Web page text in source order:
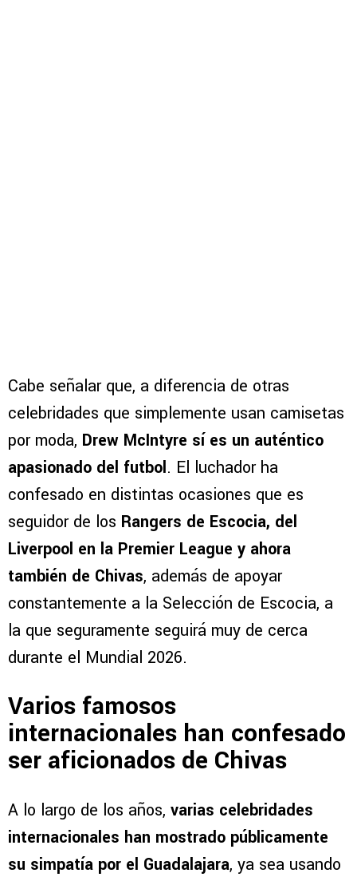
Cabe señalar que, a diferencia de otras
celebridades que simplemente usan camisetas
por moda, Drew McIntyre sí es un auténtico
apasionado del futbol. El luchador ha
confesado en distintas ocasiones que es
seguidor de los Rangers de Escocia, del
Liverpool en la Premier League y ahora
también de Chivas, además de apoyar
constantemente a la Selección de Escocia, a
la que seguramente seguirá muy de cerca
durante el Mundial 2026.
Varios famosos
internacionales han confesado
ser aficionados de Chivas
A lo largo de los años, varias celebridades
internacionales han mostrado públicamente
su simpatía por el Guadalajara, ya sea usando